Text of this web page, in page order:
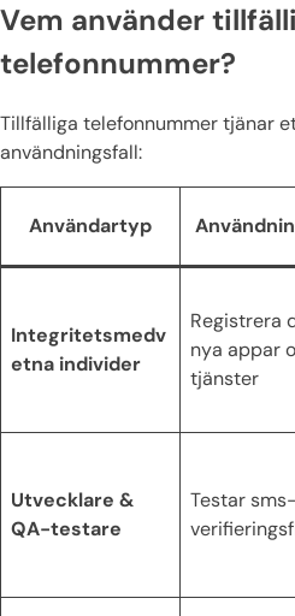
Vem använder
telefonnummer?
Tillfälliga telefonnummer tjänar
användningsfall:
Användartyp
Integritetsmedv
etna individer
Registrera
nya appar
tjänster
Utvecklare &
QA-testare
Testar sms-